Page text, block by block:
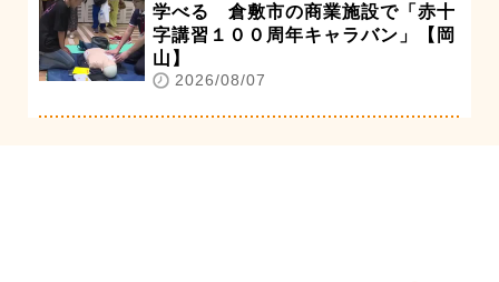
学べる 倉敷市の商業施設で「赤十
字講習１００周年キャラバン」【岡
山】
2026/08/07